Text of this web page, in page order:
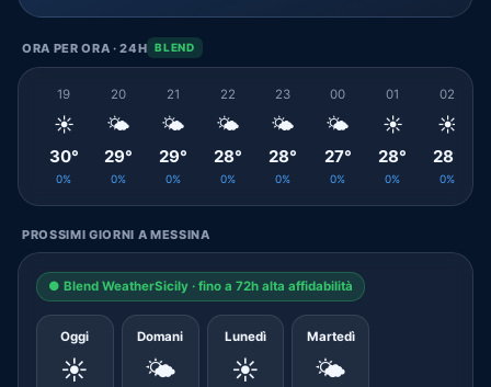
ORA PER ORA · 24H BLEND
19
☀️
30°
0%
20
🌤️
29°
0%
21
🌤️
29°
0%
22
🌤️
28°
0%
23
🌤️
28°
0%
00
🌤️
27°
0%
01
☀️
28°
0%
02
☀️
28°
0%
PROSSIMI GIORNI A MESSINA
● Blend WeatherSicily · fino a 72h alta affidabilità
Oggi
☀️
Domani
🌤️
Lunedì
☀️
Martedì
🌤️